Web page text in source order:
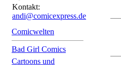
Kontakt:
andi@comicexpress.de
Comicwelten
Bad Girl Comics
Cartoons und